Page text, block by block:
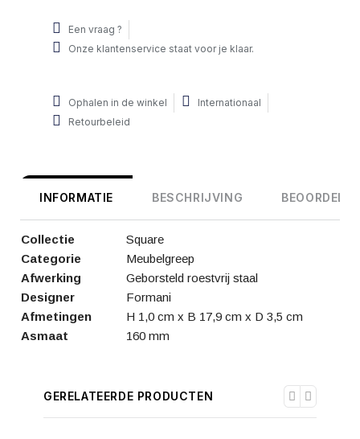
Een vraag ?
Onze klantenservice staat voor je klaar.
Ophalen in de winkel
Internationaal
Retourbeleid
INFORMATIE BESCHRIJVING
Collectie
Square
Categorie
Meubelgreep
Afwerking
Geborsteld roestvrij staal
Designer
Formani
Afmetingen
H 1,0 cm x B 17,9 cm x D 3,5 cm
Asmaat
160 mm
GERELATEERDE PRODUCTEN